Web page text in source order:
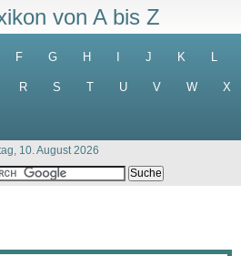
von A bis Z
F G H J K L
R S T U V W X
10. August 2026